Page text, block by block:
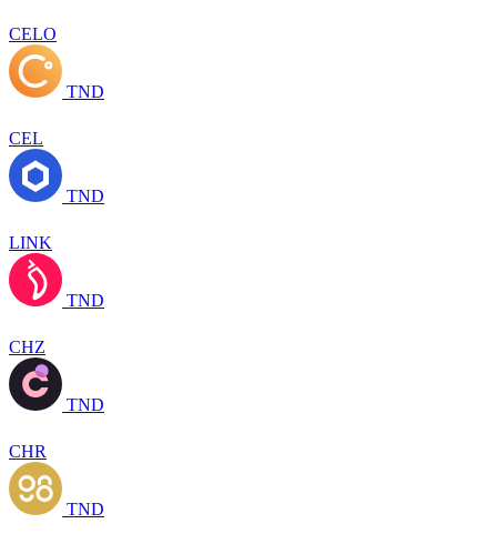
CELO
TND
CEL
TND
LINK
TND
CHZ
TND
CHR
TND